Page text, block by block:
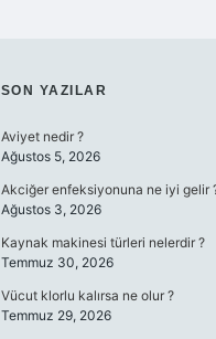
SIDEBAR
SON YAZILAR
Aviyet nedir ?
Ağustos 5, 2026
Akciğer enfeksiyonuna ne iyi gelir
Ağustos 3, 2026
Kaynak makinesi türleri nelerdir ?
Temmuz 30, 2026
Vücut klorlu kalırsa ne olur ?
Temmuz 29, 2026